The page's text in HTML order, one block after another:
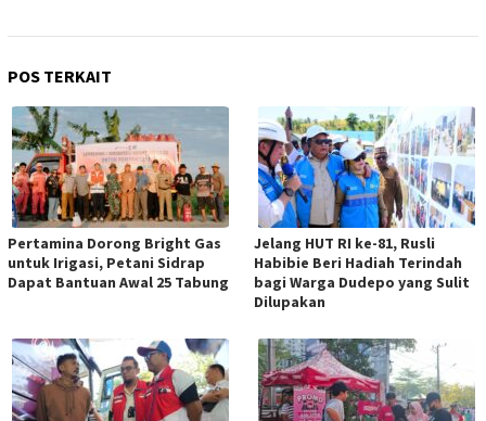
POS TERKAIT
Pertamina Dorong Bright Gas
untuk Irigasi, Petani Sidrap
Dapat Bantuan Awal 25 Tabung
Jelang HUT RI ke-81, Rusli
Habibie Beri Hadiah Terindah
bagi Warga Dudepo yang Sulit
Dilupakan